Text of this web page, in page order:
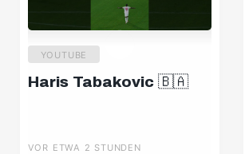
YOUTUBE
Haris Tabakovic 🇧🇦
VOR ETWA 2 STUNDEN